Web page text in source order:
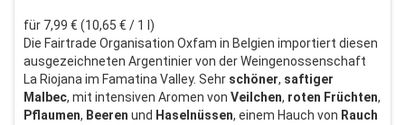
für 7,99 € (10,65 € / 1 l)
Die Fairtrade Organisation Oxfam in Belgien importiert diesen
ausgezeichneten Argentinier von der Weingenossenschaft
La Riojana im Famatina Valley. Sehr schöner, saftiger
Malbec, mit intensiven Aromen von Veilchen, roten Früchten,
Pflaumen, Beeren und Haselnüssen, einem Hauch von Rauch